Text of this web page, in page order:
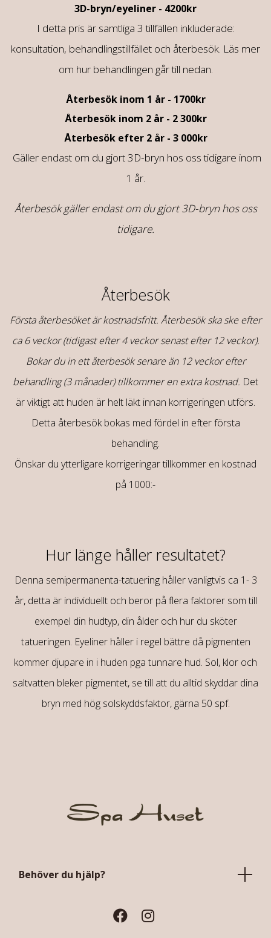
3D-bryn/eyeliner - 4200kr
I detta pris är samtliga 3 tillfällen inkluderade:
konsultation, behandlingstillfället och återbesök. Läs mer
om hur behandlingen går till nedan.
Återbesök inom 1 år - 1700kr
Återbesök inom 2 år - 2 300kr
Återbesök efter 2 år - 3 000kr
Gäller endast om du gjort 3D-bryn hos oss tidigare inom
1 år.
Återbesök gäller endast om du gjort 3D-bryn hos oss
tidigare.
Återbesök
Första återbesöket är kostnadsfritt. Återbesök ska ske efter
ca 6 veckor (tidigast efter 4 veckor senast efter 12 veckor).
Bokar du in ett återbesök senare än 12 veckor efter
behandling (3 månader) tillkommer en extra kostnad. Det
är viktigt att huden är helt läkt innan korrigeringen utförs.
Detta återbesök bokas med fördel in efter första
behandling.
Önskar du ytterligare korrigeringar tillkommer en kostnad
på 1000:-
Hur länge håller resultatet?
Denna semipermanenta-tatuering håller vanligtvis ca 1- 3
år, detta är individuellt och beror på flera faktorer som till
exempel din hudtyp, din ålder och hur du sköter
tatueringen. Eyeliner håller i regel bättre då pigmenten
kommer djupare in i huden pga tunnare hud. Sol, klor och
saltvatten bleker pigmentet, se till att du alltid skyddar dina
bryn med hög solskyddsfaktor, gärna 50 spf.
Behöver du hjälp?